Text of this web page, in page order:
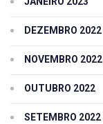
DEZEMBRO 2022
NOVEMBRO 2022
OUTUBRO 2022
SETEMBRO 2022